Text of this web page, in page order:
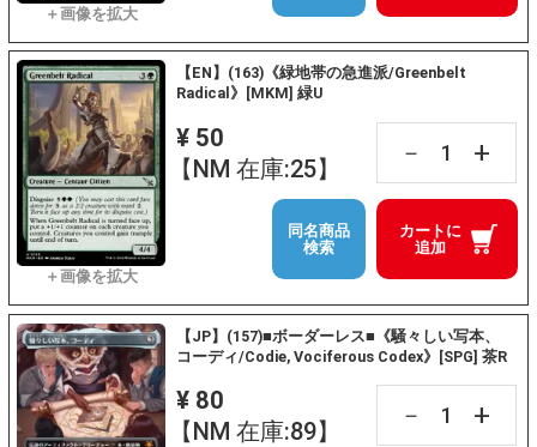
【EN】(163)《緑地帯の急進派/Greenbelt
Radical》[MKM] 緑U
¥ 50
【NM 在庫:25】
－ +
カートに
追加
同名商品
検索
【JP】(157)■ボーダーレス■《騒々しい写本、
コーディ/Codie, Vociferous Codex》[SPG] 茶R
¥ 80
【NM 在庫:89】
－ +